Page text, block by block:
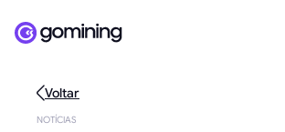
Voltar
NOTÍCIAS